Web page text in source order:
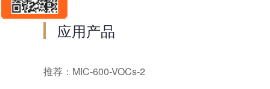
应用产品
推荐：MIC-600-VOCs-2